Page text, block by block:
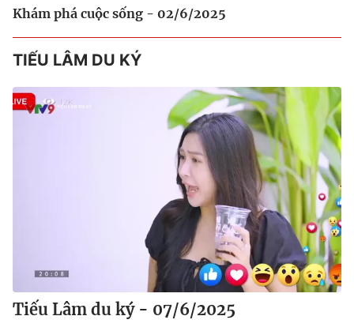
Khám phá cuộc sống - 02/6/2025
TIẾU LÂM DU KÝ
Tiếu Lâm du ký - 07/6/2025